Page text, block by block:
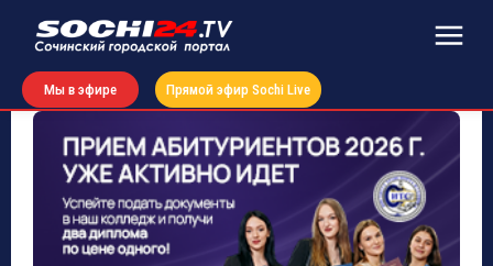
Мы в эфире Прямой эфир Sochi Live